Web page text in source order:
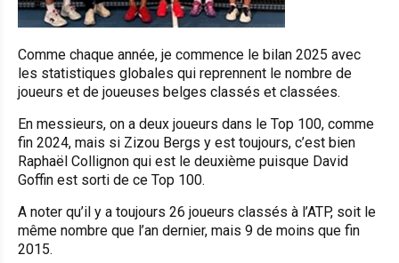
Comme chaque année, je commence le bilan 2025 avec
les statistiques globales qui reprennent le nombre de
joueurs et de joueuses belges classés et classées.
En messieurs, on a deux joueurs dans le Top 100, comme
fin 2024, mais si Zizou Bergs y est toujours, c’est bien
Raphaël Collignon qui est le deuxième puisque David
Goffin est sorti de ce Top 100.
A noter qu’il y a toujours 26 joueurs classés à l’ATP, soit le
même nombre que l’an dernier, mais 9 de moins que fin
2015.